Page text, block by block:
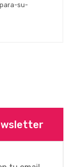
su-